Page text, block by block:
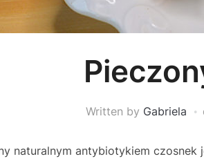
Written by Gabriela
naturalnym antybiotykiem czosnek